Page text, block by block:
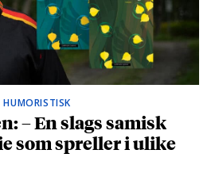
HUMORISTISK
– En slags samisk
som spreller i ulike